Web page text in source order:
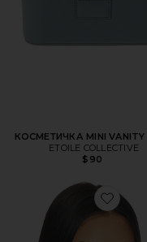
КОСМЕТИЧКА MINI VANITY
ETOILE COLLECTIVE
$90
Favorite